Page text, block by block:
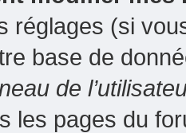
réglages (si
base de
de
les pages du